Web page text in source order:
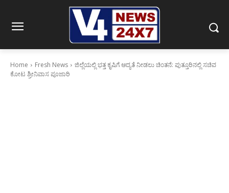
Home Fresh News
ಜಿಲ್ಲೆಯಲ್ಲಿ ಭತ್ತ ಕೃಷಿಗೆ ಆದ್ಯತೆ ನೀಡಲು ಚಿಂತನೆ: ಪುತ್ತೂರಿನಲ್ಲಿ ಸಚಿವ
ಕೋಟ ಶ್ರೀನಿವಾಸ ಪೂಜಾರಿ